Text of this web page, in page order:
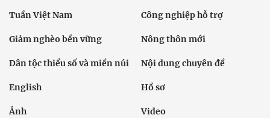
Tuần Việt Nam Công nghiệp hỗ trợ
Giảm nghèo bền vững Nông thôn mới
Dân tộc thiểu số và miền núi Nội dung chuyên đề
English Hồ sơ
Ảnh Video